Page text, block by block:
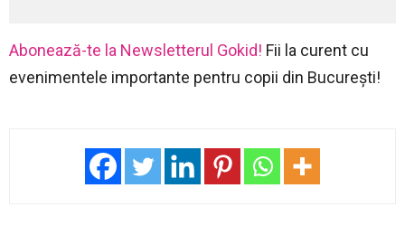
Abonează-te la Newsletterul Gokid! Fii la curent cu
evenimentele importante pentru copii din București!